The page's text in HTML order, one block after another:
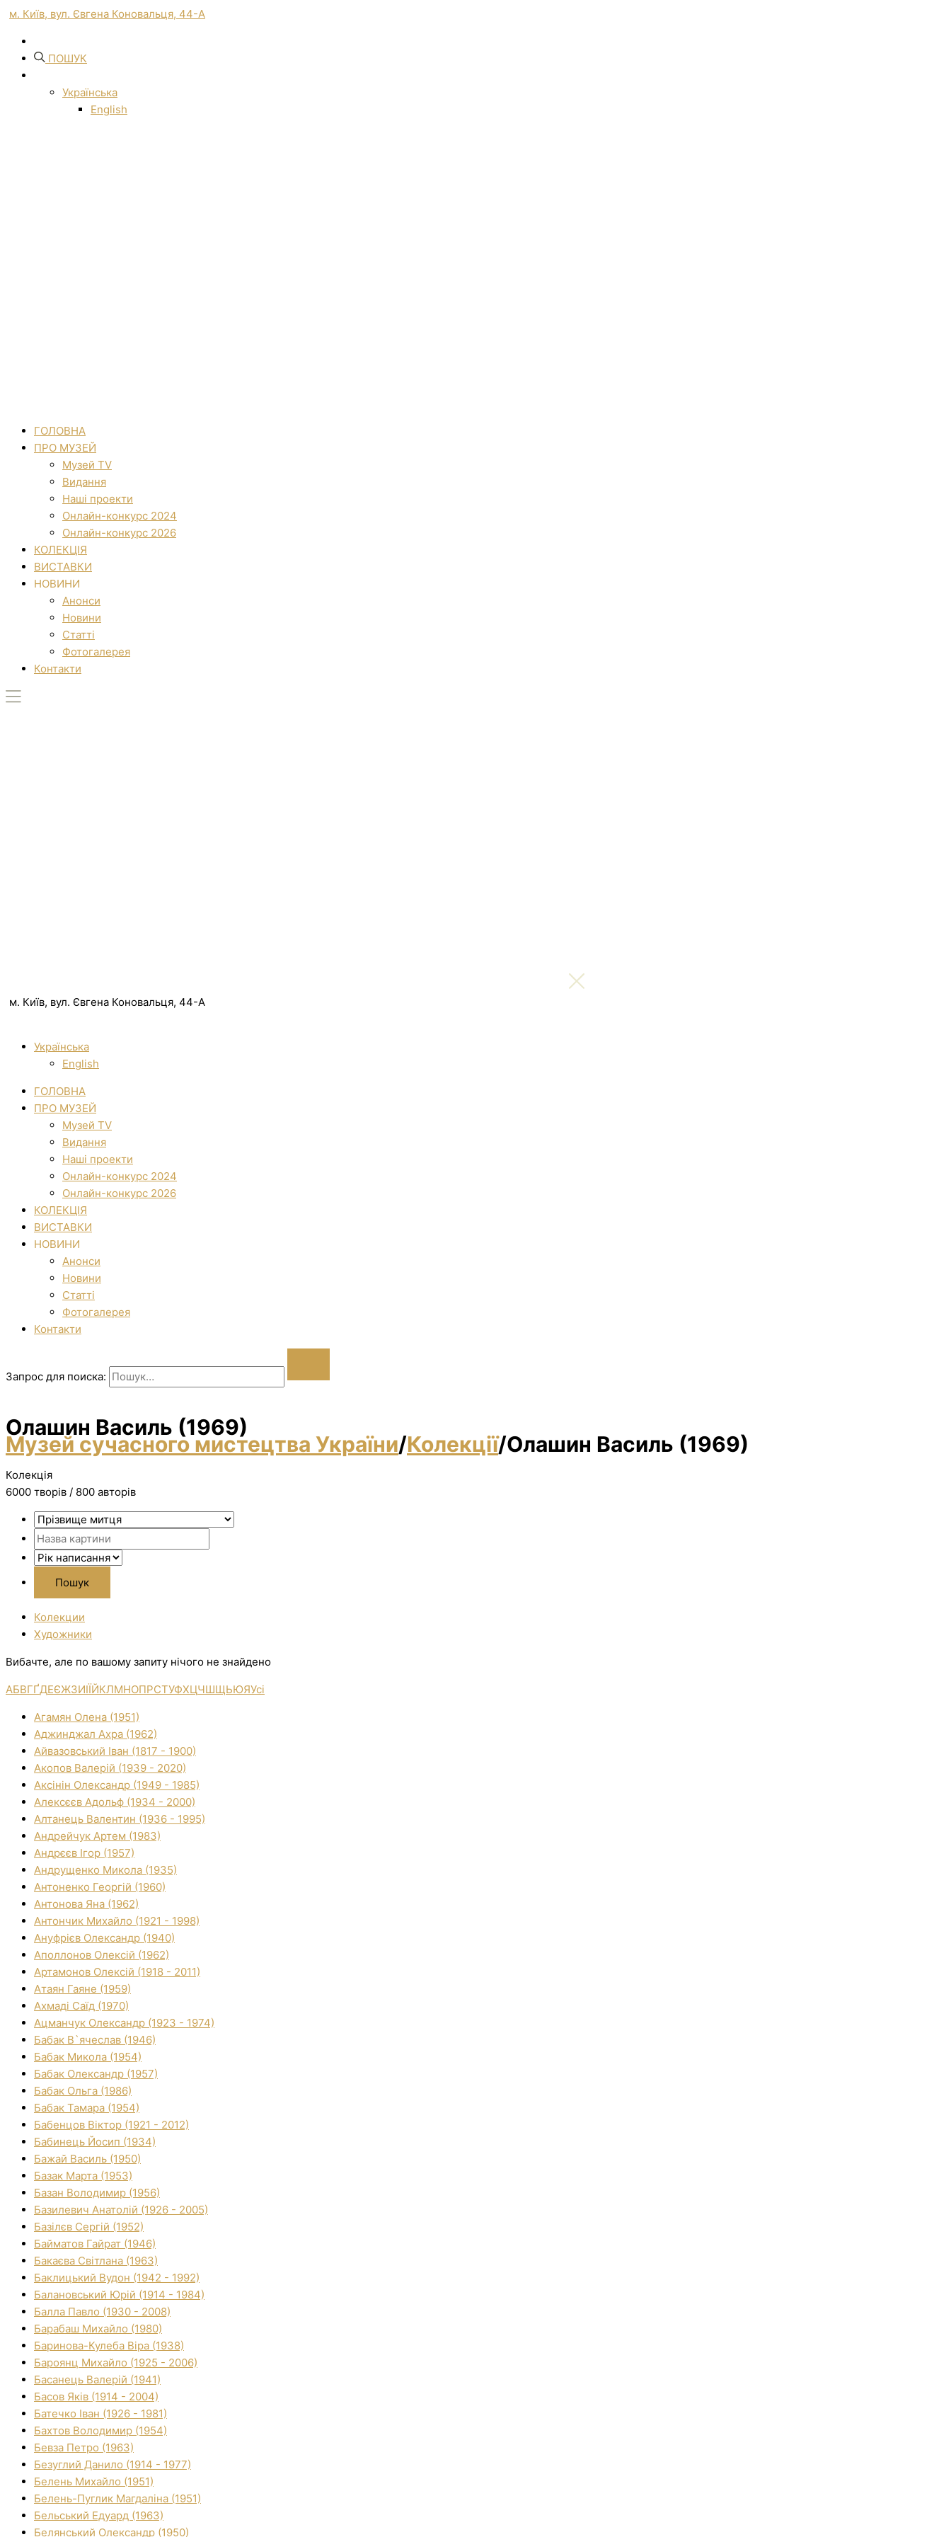
м. Київ, вул. Євгена Коновальця, 44-А
ПОШУК
Українська
English
ГОЛОВНА
ПРО МУЗЕЙ
Музей TV
Видання
Наші проекти
Онлайн-конкурс 2024
Онлайн-конкурс 2026
КОЛЕКЦІЯ
ВИСТАВКИ
НОВИНИ
Анонси
Новини
Статті
Фотогалерея
Контакти
м. Київ, вул. Євгена Коновальця, 44-А
Українська
English
ГОЛОВНА
ПРО МУЗЕЙ
Музей TV
Видання
Наші проекти
Онлайн-конкурс 2024
Онлайн-конкурс 2026
КОЛЕКЦІЯ
ВИСТАВКИ
НОВИНИ
Анонси
Новини
Статті
Фотогалерея
Контакти
Запрос для поиска:
Олашин Василь (1969)
Музей сучасного мистецтва України/Колекції/Олашин Василь (1969)
Колекція
6000 творiв / 800 авторів
Колекции
Художники
Вибачте, але по вашому запиту нічого не знайдено
АБВГҐДЕЄЖЗИІЇЙКЛМНОПРСТУФХЦЧШЩЬЮЯУсі
Агамян Олена (1951)
Аджинджал Ахра (1962)
Айвазовський Іван (1817 - 1900)
Акопов Валерій (1939 - 2020)
Аксінін Олександр (1949 - 1985)
Алексєєв Адольф (1934 - 2000)
Алтанець Валентин (1936 - 1995)
Андрейчук Артем (1983)
Андрєєв Ігор (1957)
Андрущенко Микола (1935)
Антоненко Георгій (1960)
Антонова Яна (1962)
Антончик Михайло (1921 - 1998)
Ануфрієв Олександр (1940)
Аполлонов Олексій (1962)
Артамонов Олексій (1918 - 2011)
Атаян Гаяне (1959)
Ахмаді Саїд (1970)
Ацманчук Олександр (1923 - 1974)
Бабак В`ячеслав (1946)
Бабак Микола (1954)
Бабак Олександр (1957)
Бабак Ольга (1986)
Бабак Тамара (1954)
Бабенцов Віктор (1921 - 2012)
Бабинець Йосип (1934)
Бажай Василь (1950)
Базак Марта (1953)
Базан Володимир (1956)
Базилевич Анатолій (1926 - 2005)
Базілєв Сергій (1952)
Байматов Гайрат (1946)
Бакаєва Світлана (1963)
Баклицький Вудон (1942 - 1992)
Балановський Юрій (1914 - 1984)
Балла Павло (1930 - 2008)
Барабаш Михайло (1980)
Баринова-Кулеба Віра (1938)
Бароянц Михайло (1925 - 2006)
Басанець Валерій (1941)
Басов Яків (1914 - 2004)
Батечко Іван (1926 - 1981)
Бахтов Володимир (1954)
Бевза Петро (1963)
Безуглий Данило (1914 - 1977)
Белень Михайло (1951)
Белень-Пуглик Магдаліна (1951)
Бельський Едуард (1963)
Белянський Олександр (1950)